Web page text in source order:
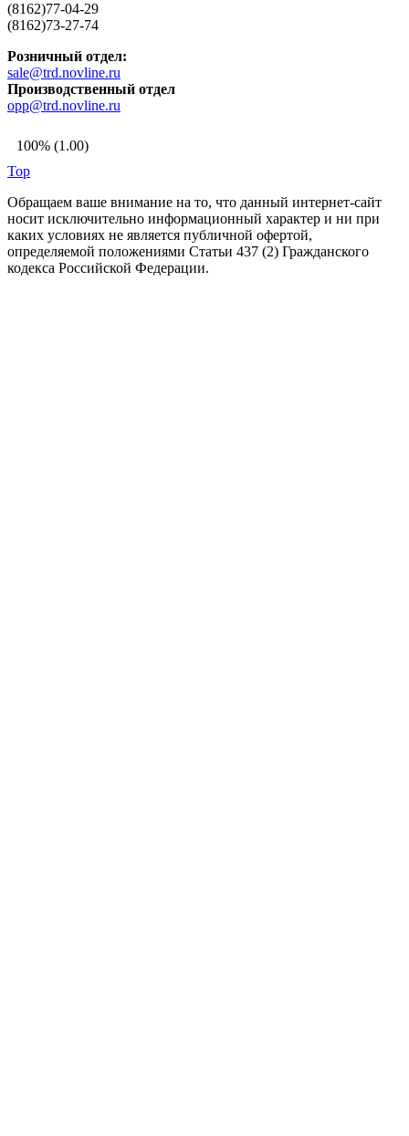
(8162)77-04-29
(8162)73-27-74
Розничный отдел:
sale@trd.novline.ru
Производственный отдел
opp@trd.novline.ru
100% (1.00)
Top
Обращаем ваше внимание на то, что данный интернет-сайт
носит исключительно информационный характер и ни при
каких условиях не является публичной офертой,
определяемой положениями Статьи 437 (2) Гражданского
кодекса Российской Федерации.